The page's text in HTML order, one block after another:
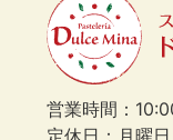
営業時間：